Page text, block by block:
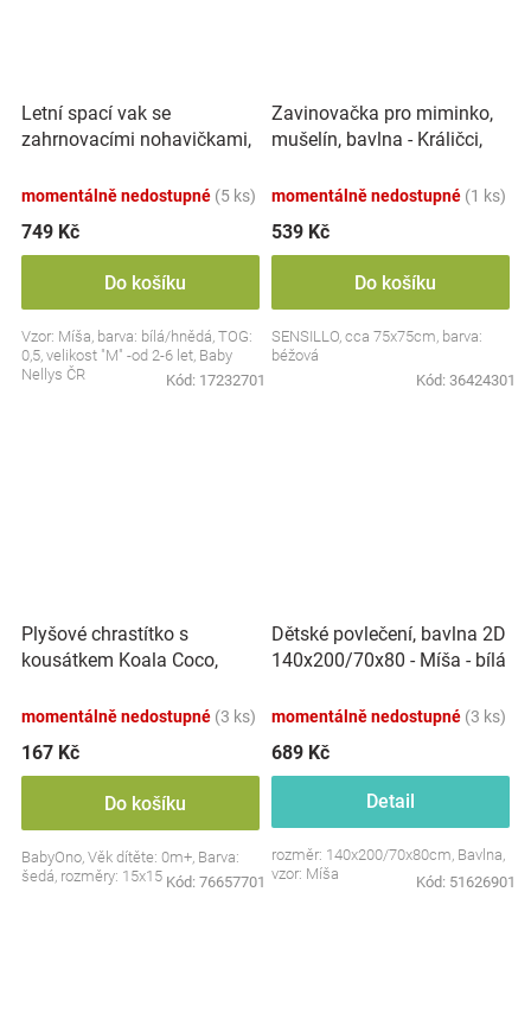
Letní spací vak se
zahrnovacími nohavičkami,
potiskem, M
momentálně nedostupné (5 ks)
749 Kč
Do košíku
Vzor: Míša, barva: bílá/hnědá, TOG:
0,5, velikost "M" -od 2-6 let, Baby
Nellys ČR
Kód: 17232701
Zavinovačka pro miminko,
mušelín, bavlna - Králičci,
momentálně nedostupné (1 ks)
539 Kč
Do košíku
SENSILLO, cca 75x75cm, barva:
béžová
Kód: 36424301
Plyšové chrastítko s
kousátkem Koala Coco,
momentálně nedostupné (3 ks)
167 Kč
Do košíku
BabyOno, Věk dítěte: 0m+, Barva:
šedá, rozměry: 15x15 cm.
Kód: 76657701
Dětské povlečení, bavlna 2D
140x200/70x80 - Míša - bílá
momentálně nedostupné (3 ks)
689 Kč
Detail
rozměr: 140x200/70x80cm, Bavlna,
vzor: Míša
Kód: 51626901